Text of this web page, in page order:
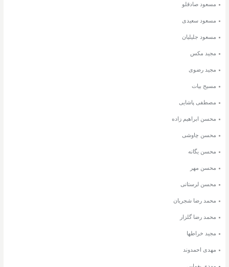
مسعود صادقلو
مسعود سعیدی
مسعود جلیلیان
مجید مکس
مجید رضوی
مسیح بیات
مصطفی پاشایی
محسن ابراهیم زاده
محسن چاوشی
محسن یگانه
محسن مهر
محسن لرستانی
محمد رضا شجریان
محمد رضا گلزار
مجید خراطها
مهدی احمدوند